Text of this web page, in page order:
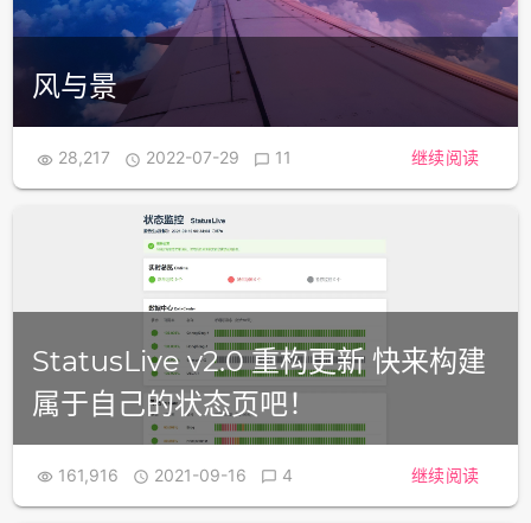
风与景
 28,217  2022-07-29  11 继续阅读
StatusLive v2.0 重构更新 快来构建
属于自己的状态页吧！
 161,916  2021-09-16  4 继续阅读